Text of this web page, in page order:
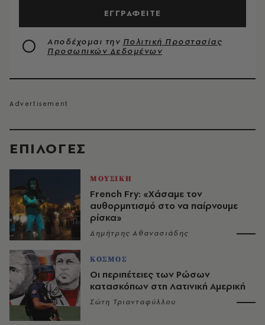
EΠΙΛΟΓΈΣ
ΜΟΥΣΙΚΗ
French Fry: «Χάσαμε τον
αυθορμητισμό στο να παίρνουμε
ρίσκα»
Δημήτρης Αθανασιάδης
ΚΟΣΜΟΣ
Οι περιπέτειες των Ρώσων
κατασκόπων στη Λατινική Αμερική
Σώτη Τριανταφύλλου
ΕΓΓΡΑΦΕΙΤΕ
Αποδέχομαι την Πολιτική Προστασίας
Προσωπικών Δεδομένων